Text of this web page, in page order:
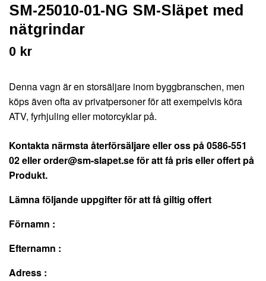
SM-25010-01-NG SM-Släpet med
nätgrindar
0 kr
Denna vagn är en storsäljare inom byggbranschen, men
köps även ofta av privatpersoner för att exempelvis köra
ATV, fyrhjuling eller motorcyklar på.
Kontakta närmsta återförsäljare eller oss på 0586-551
02 ellerorder@sm-slapet.seför att få pris eller offert på
Produkt.
Lämna följande uppgifter för att få giltig offert
Förnamn :
Efternamn :
Adress :